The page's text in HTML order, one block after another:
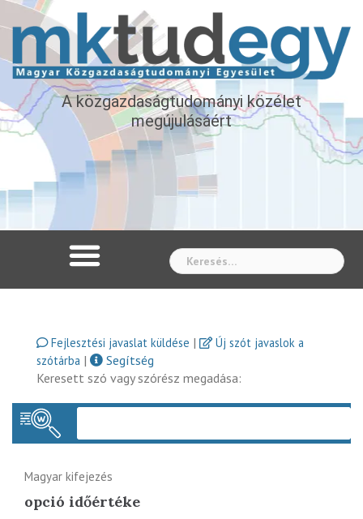
A közgazdaságtudományi közélet
megújulásáért
Fejlesztési javaslat küldése |
Új szót javaslok a
szótárba |
Segítség
Keresett szó vagy szórész megadása:
Magyar kifejezés
opció időértéke